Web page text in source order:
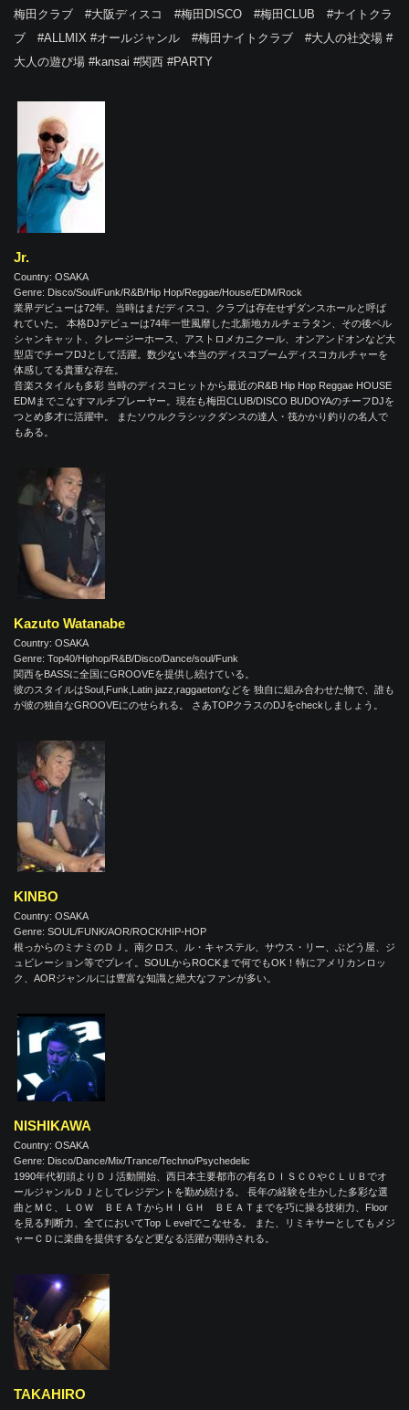
梅田クラブ #大阪ディスコ #梅田DISCO #梅田CLUB #ナイトクラ
ブ #ALLMIX #オールジャンル #梅田ナイトクラブ #大人の社交場 #
大人の遊び場 #kansai #関西 #PARTY
Jr.
Country: OSAKA
Genre: Disco/Soul/Funk/R&B/Hip Hop/Reggae/House/EDM/Rock
業界デビューは72年。当時はまだディスコ、クラブは存在せずダンスホールと呼ば
れていた。 本格DJデビューは74年一世風靡した北新地カルチェラタン、その後ペル
シャンキャット、クレージーホース、アストロメカニクール、オンアンドオンなど大
型店でチーフDJとして活躍。数少ない本当のディスコブームディスコカルチャーを
体感してる貴重な存在。
音楽スタイルも多彩 当時のディスコヒットから最近のR&B Hip Hop Reggae HOUSE
EDMまでこなすマルチプレーヤー。現在も梅田CLUB/DISCO BUDOYAのチーフDJを
つとめ多才に活躍中。 またソウルクラシックダンスの達人・筏かかり釣りの名人で
もある。
Kazuto Watanabe
Country: OSAKA
Genre: Top40/Hiphop/R&B/Disco/Dance/soul/Funk
関西をBASSに全国にGROOVEを提供し続けている。
彼のスタイルはSoul,Funk,Latin jazz,raggaetonなどを 独自に組み合わせた物で、誰も
が彼の独自なGROOVEにのせられる。 さあTOPクラスのDJをcheckしましょう。
KINBO
Country: OSAKA
Genre: SOUL/FUNK/AOR/ROCK/HIP-HOP
根っからのミナミのＤＪ。南クロス、ル・キャステル、サウス・リー、ぶどう屋、ジ
ュビレーション等でプレイ。SOULからROCKまで何でもOK！特にアメリカンロッ
ク、AORジャンルには豊富な知識と絶大なファンが多い。
NISHIKAWA
Country: OSAKA
Genre: Disco/Dance/Mix/Trance/Techno/Psychedelic
1990年代初頭よりＤＪ活動開始、西日本主要都市の有名ＤＩＳＣＯやＣＬＵＢでオ
ールジャンルＤＪとしてレジデントを勤め続ける。 長年の経験を生かした多彩な選
曲とＭＣ、ＬＯＷ ＢＥＡＴからＨＩＧＨ ＢＥＡＴまでを巧に操る技術力、Floor
を見る判断力、全てにおいてTop Ｌevelでこなせる。 また、リミキサーとしてもメジ
ャーＣＤに楽曲を提供するなど更なる活躍が期待される。
TAKAHIRO